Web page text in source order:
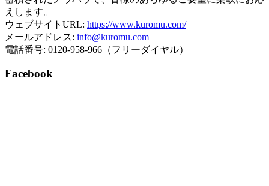
えします。
ウェブサイトURL: https://www.kuromu.com/
メールアドレス: info@kuromu.com
電話番号: 0120-958-966（フリーダイヤル）
Facebook